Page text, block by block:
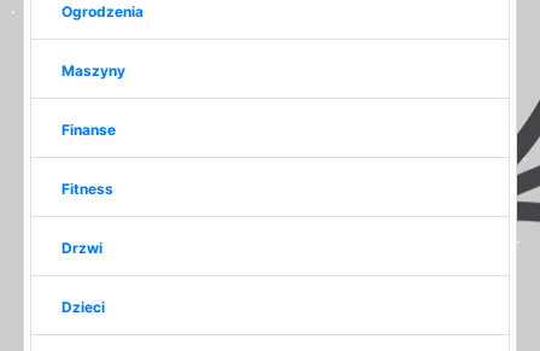
Ogrodzenia
Maszyny
Finanse
Fitness
Drzwi
Dzieci